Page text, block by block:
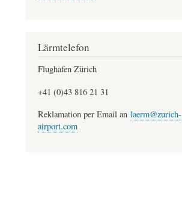
Lärmtelefon
Flughafen Zürich
+41 (0)43 816 21 31
Reklamation per Email an laerm@zurich-
airport.com